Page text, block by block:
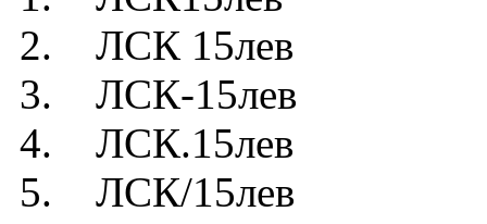
2. ЛСК 15лев
3. ЛСК-15лев
4. ЛСК.15лев
5. ЛСК/15лев